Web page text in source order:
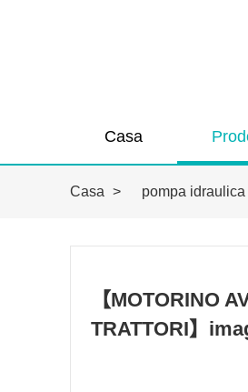
Casa
Casa > pompa
【MOTORINO
TRATTORI】